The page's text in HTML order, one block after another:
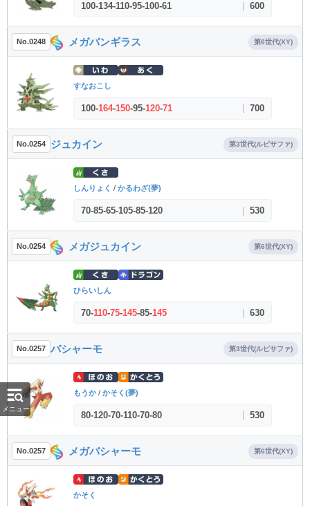
100-134-110-95-100-61 600
No.0248 メガバンギラス 第6世代(XY)
すなおこし
100-164-150-95-120-71 700
No.0254 ジュカイン 第3世代(ルビサファ)
しんりょく / かるわざ(夢)
70-85-65-105-85-120 530
No.0254 メガジュカイン 第6世代(XY)
ひらいしん
70-110-75-145-85-145 630
No.0257 バシャーモ 第3世代(ルビサファ)
もうか/ かそく(夢)
80-120-70-110-70-80 530
No.0257 メガバシャーモ 第6世代(XY)
かそく
メニュー